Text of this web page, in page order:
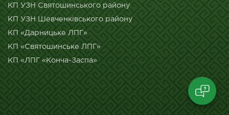
КП УЗН Святошинського району
КП УЗН Шевченківського району
КП «Дарницьке ЛПГ»
КП «Святошинське ЛПГ»
КП «ЛПГ «Конча-Заспа»